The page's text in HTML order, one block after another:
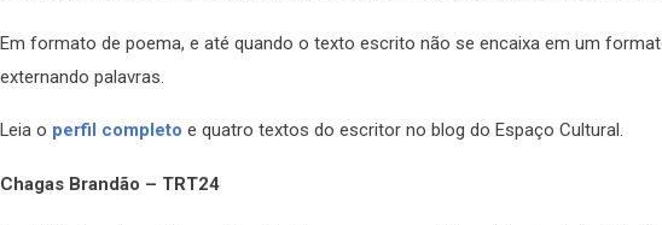
Em formato de poema, e até quando o texto escrito não se encaixa em um
externando palavras.
Leia o perfil completo e quatro textos do escritor no blog do Espaço Cultural.
Chagas Brandão – TRT24